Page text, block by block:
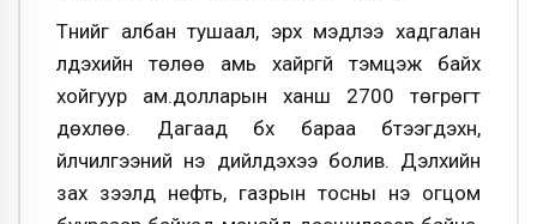
Түүнийг албан тушаал, эрх мэдлээ хадгалан
үлдэхийн төлөө амь хайргүй тэмцэж байх
хойгуур ам.долларын ханш 2700 төгрөгт
дөхлөө. Дагаад бүх бараа бүтээгдэхүүн,
үйлчилгээний үнэ дийлдэхээ болив. Дэлхийн
зах зээлд нефть, газрын тосны үнэ огцом